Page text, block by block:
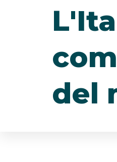
del